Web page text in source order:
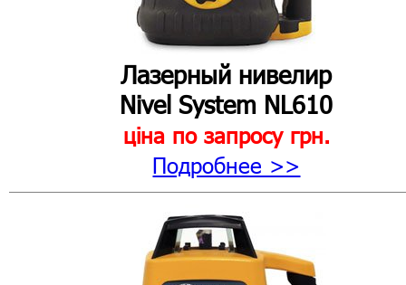
Лазерный нивелир
Nivel System NL610
ціна по запросугрн.
Подробнее >>